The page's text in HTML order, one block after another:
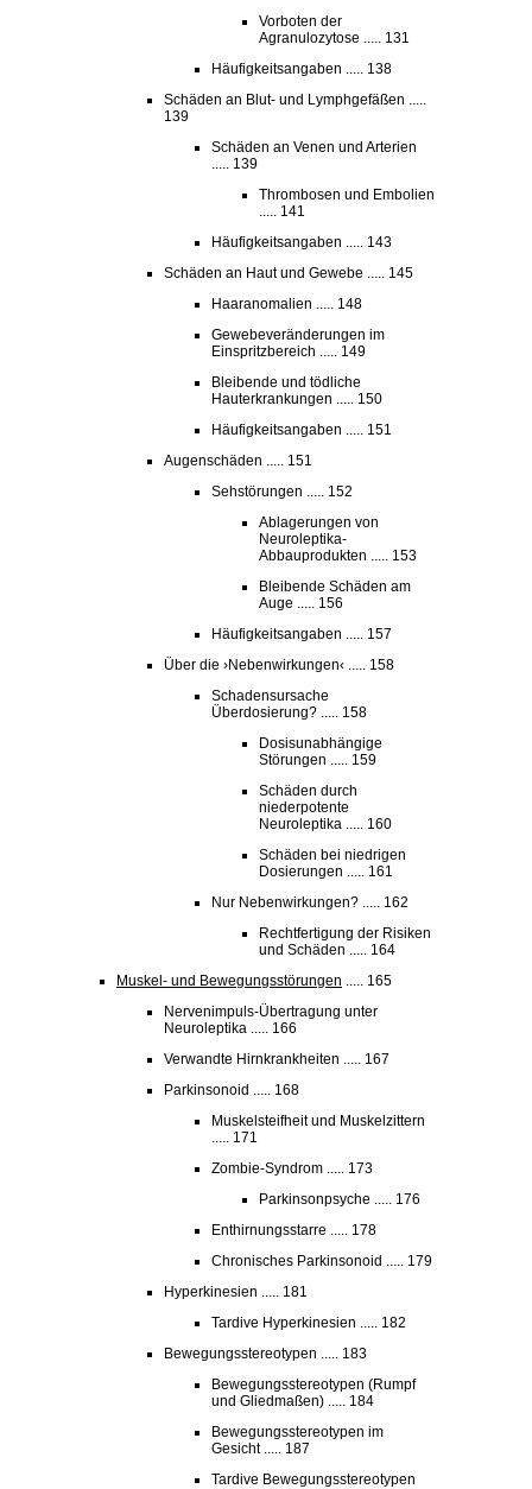
Vorboten der
Agranulozytose ..... 131
Häufigkeitsangaben ..... 138
Schäden an Blut- und Lymphgefäßen .....
139
Schäden an Venen und Arterien
..... 139
Thrombosen und Embolien
..... 141
Häufigkeitsangaben ..... 143
Schäden an Haut und Gewebe ..... 145
Haaranomalien ..... 148
Gewebeveränderungen im
Einspritzbereich ..... 149
Bleibende und tödliche
Hauterkrankungen ..... 150
Häufigkeitsangaben ..... 151
Augenschäden ..... 151
Sehstörungen ..... 152
Ablagerungen von
Neuroleptika-
Abbauprodukten ..... 153
Bleibende Schäden am
Auge ..... 156
Häufigkeitsangaben ..... 157
Über die ›Nebenwirkungen‹ ..... 158
Schadensursache
Überdosierung? ..... 158
Dosisunabhängige
Störungen ..... 159
Schäden durch
niederpotente
Neuroleptika ..... 160
Schäden bei niedrigen
Dosierungen ..... 161
Nur Nebenwirkungen? ..... 162
Rechtfertigung der Risiken
und Schäden ..... 164
Muskel- und Bewegungsstörungen ..... 165
Nervenimpuls-Übertragung unter
Neuroleptika ..... 166
Verwandte Hirnkrankheiten ..... 167
Parkinsonoid ..... 168
Muskelsteifheit und Muskelzittern
..... 171
Zombie-Syndrom ..... 173
Parkinsonpsyche ..... 176
Enthirnungsstarre ..... 178
Chronisches Parkinsonoid ..... 179
Hyperkinesien ..... 181
Tardive Hyperkinesien ..... 182
Bewegungsstereotypen ..... 183
Bewegungsstereotypen (Rumpf
und Gliedmaßen) ..... 184
Bewegungsstereotypen im
Gesicht ..... 187
Tardive Bewegungsstereotypen